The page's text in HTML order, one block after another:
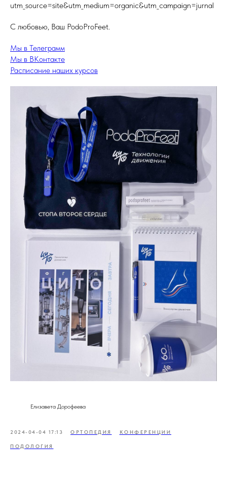
utm_source=site&utm_medium=organic&utm_campaign=jurnal
С любовью, Ваш PodoProFeet.
Мы в Телеграмм
Мы в ВКонтакте
Расписание наших курсов
Елизавета Дорофеева
2024-04-04 17:13 ОРТОПЕДИЯ КОНФЕРЕНЦИИ
ПОДОЛОГИЯ